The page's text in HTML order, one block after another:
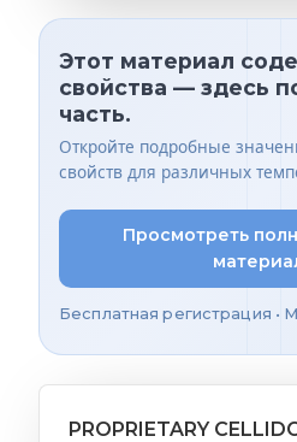
Этот материал
свойства — здесь
часть.
Откройте подробные
свойств для различных
Просмотреть
Бесплатная регистрация •
PROPRIETARY